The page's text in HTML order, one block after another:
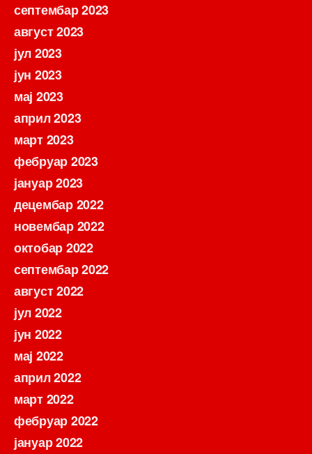
септембар 2023
август 2023
јул 2023
јун 2023
мај 2023
април 2023
март 2023
фебруар 2023
јануар 2023
децембар 2022
новембар 2022
октобар 2022
септембар 2022
август 2022
јул 2022
јун 2022
мај 2022
април 2022
март 2022
фебруар 2022
јануар 2022